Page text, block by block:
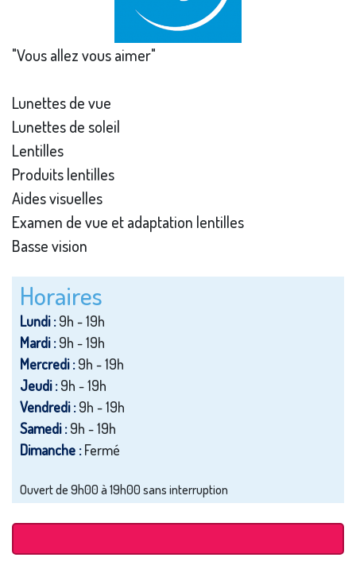
"Vous allez vous aimer"
Lunettes de vue
Lunettes de soleil
Lentilles
Produits lentilles
Aides visuelles
Examen de vue et adaptation lentilles
Basse vision
Horaires
Lundi :9h - 19h
Mardi :9h - 19h
Mercredi :9h - 19h
Jeudi :9h - 19h
Vendredi :9h - 19h
Samedi :9h - 19h
Dimanche :Fermé
Ouvert de 9h00 à 19h00 sans interruption